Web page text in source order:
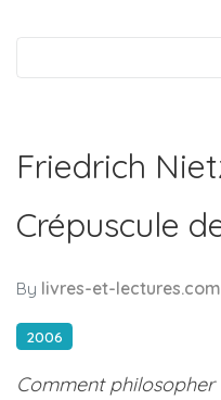
Friedrich
Crépuscule
By livres-et-lectures.com
2006
Comment philosopher